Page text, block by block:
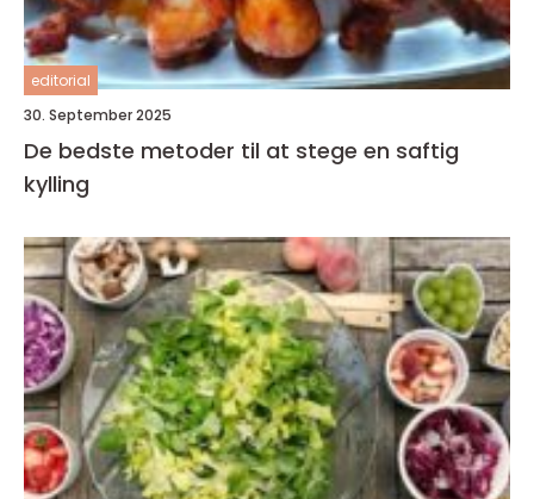
editorial
30. September 2025
De bedste metoder til at stege en saftig
kylling